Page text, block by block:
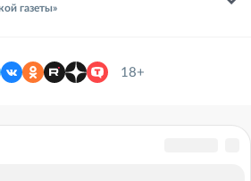
газеты»
18+